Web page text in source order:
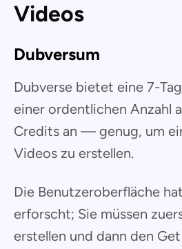
Videos
Dubversum
Dubverse bietet eine 7-
einer ordentlichen Anzahl
Credits an — genug, um
Videos zu erstellen.
Die Benutzeroberfläche
erforscht; Sie müssen
erstellen und dann den